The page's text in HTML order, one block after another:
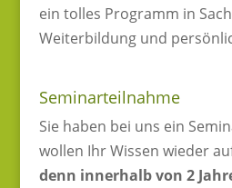
ein tolles Programm in
Weiterbildung und
Seminarteilnahme
Sie haben bei uns ein
wollen Ihr Wissen wieder
denn innerhalb von 2